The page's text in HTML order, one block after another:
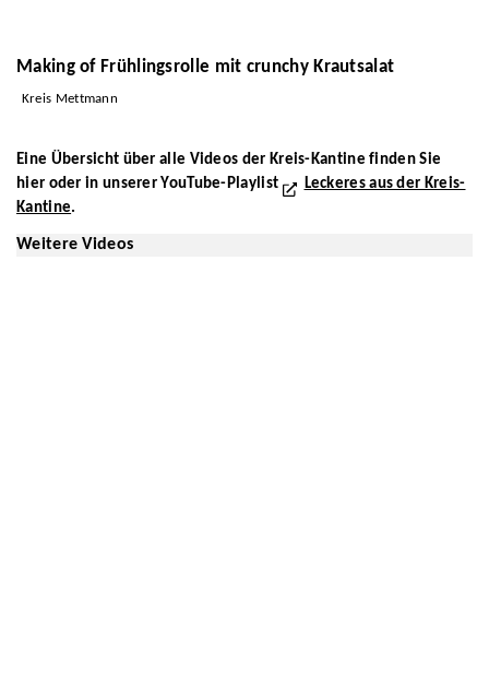
Making of Frühlingsrolle mit crunchy Krautsalat
Kreis Mettmann
Eine Übersicht über alle Videos der Kreis-Kantine finden Sie
hier oder in unserer YouTube-Playlist
Leckeres aus der Kreis-
Kantine.
Weitere Videos